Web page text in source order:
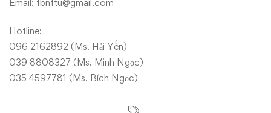
Email: fbnftu@gmail.com
Hotline:
096 2162892 (Ms. Hải Yến)
039 8808327 (Ms. Minh Ngọc)
035 4597781 (Ms. Bích Ngọc)